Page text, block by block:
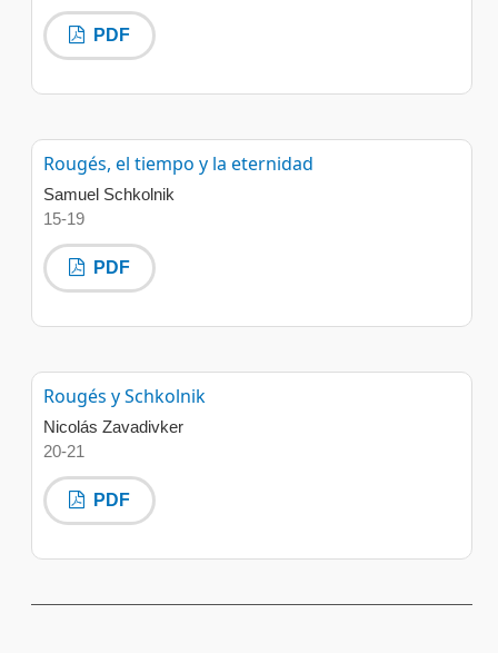
PDF
Rougés, el tiempo y la eternidad
Samuel Schkolnik
15-19
PDF
Rougés y Schkolnik
Nicolás Zavadivker
20-21
PDF